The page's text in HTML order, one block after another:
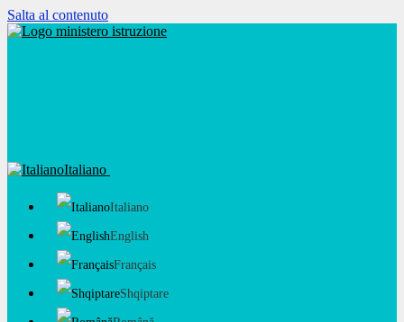
Salta al contenuto
Italiano
Italiano
English
Français
Shqiptare